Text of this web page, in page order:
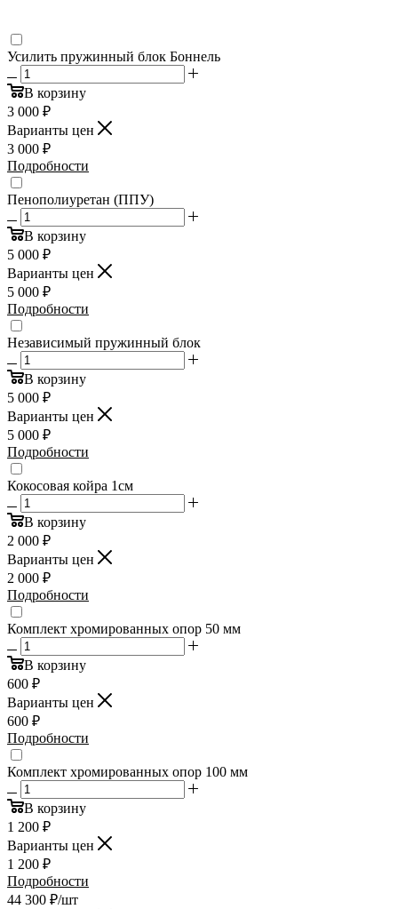
Усилить пружинный блок Боннель
В корзину
3 000 ₽
Варианты цен
3 000 ₽
Подробности
Пенополиуретан (ППУ)
В корзину
5 000 ₽
Варианты цен
5 000 ₽
Подробности
Независимый пружинный блок
В корзину
5 000 ₽
Варианты цен
5 000 ₽
Подробности
Кокосовая койра 1см
В корзину
2 000 ₽
Варианты цен
2 000 ₽
Подробности
Комплект хромированных опор 50 мм
В корзину
600 ₽
Варианты цен
600 ₽
Подробности
Комплект хромированных опор 100 мм
В корзину
1 200 ₽
Варианты цен
1 200 ₽
Подробности
44 300 ₽/шт